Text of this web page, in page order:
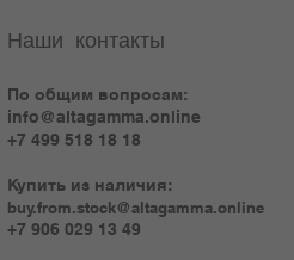
Наши контакты
По общим вопросам:
info@altagamma.online
+7 499 518 18 18
Купить из наличия:
buy.from.stock@altagamma.online
+7 906 029 13 49